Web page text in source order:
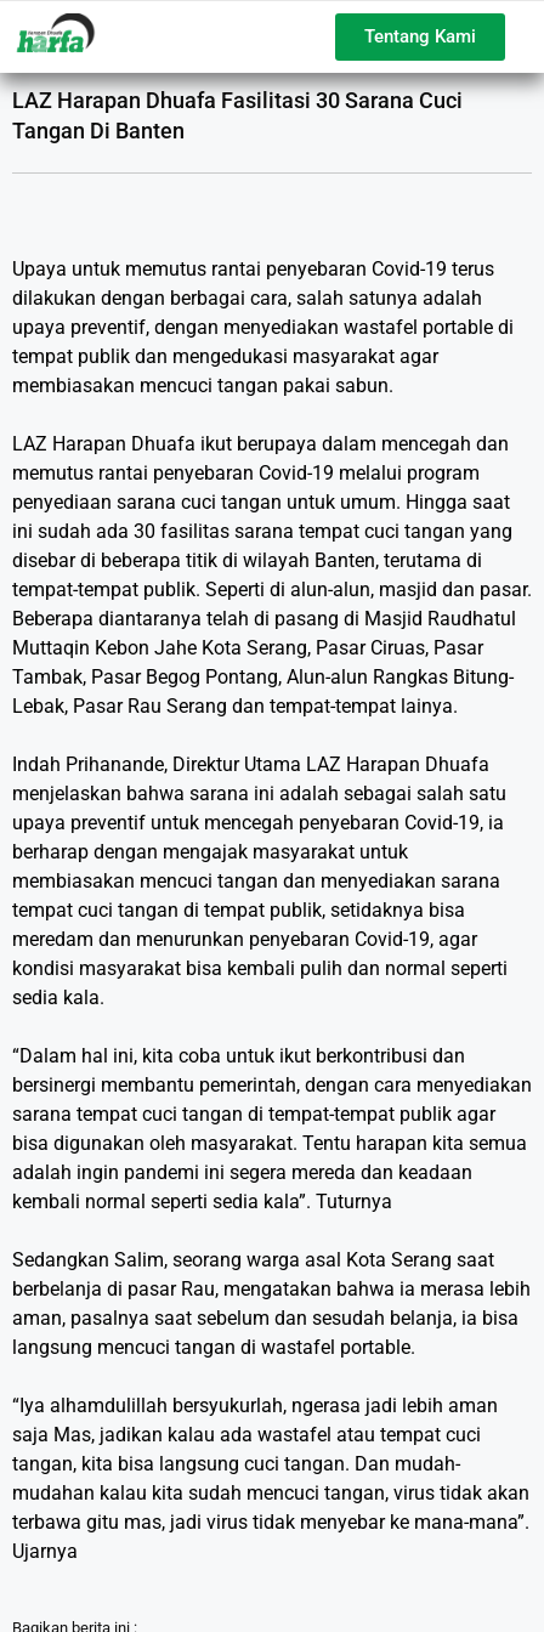
Tentang Kami
LAZ Harapan Dhuafa Fasilitasi 30 Sarana Cuci
Tangan Di Banten
Upaya untuk memutus rantai penyebaran Covid-19 terus
dilakukan dengan berbagai cara, salah satunya adalah
upaya preventif, dengan menyediakan wastafel portable di
tempat publik dan mengedukasi masyarakat agar
membiasakan mencuci tangan pakai sabun.
LAZ Harapan Dhuafa ikut berupaya dalam mencegah dan
memutus rantai penyebaran Covid-19 melalui program
penyediaan sarana cuci tangan untuk umum. Hingga saat
ini sudah ada 30 fasilitas sarana tempat cuci tangan yang
disebar di beberapa titik di wilayah Banten, terutama di
tempat-tempat publik. Seperti di alun-alun, masjid dan pasar.
Beberapa diantaranya telah di pasang di Masjid Raudhatul
Muttaqin Kebon Jahe Kota Serang, Pasar Ciruas, Pasar
Tambak, Pasar Begog Pontang, Alun-alun Rangkas Bitung-
Lebak, Pasar Rau Serang dan tempat-tempat lainya.
Indah Prihanande, Direktur Utama LAZ Harapan Dhuafa
menjelaskan bahwa sarana ini adalah sebagai salah satu
upaya preventif untuk mencegah penyebaran Covid-19, ia
berharap dengan mengajak masyarakat untuk
membiasakan mencuci tangan dan menyediakan sarana
tempat cuci tangan di tempat publik, setidaknya bisa
meredam dan menurunkan penyebaran Covid-19, agar
kondisi masyarakat bisa kembali pulih dan normal seperti
sedia kala.
“Dalam hal ini, kita coba untuk ikut berkontribusi dan
bersinergi membantu pemerintah, dengan cara menyediakan
sarana tempat cuci tangan di tempat-tempat publik agar
bisa digunakan oleh masyarakat. Tentu harapan kita semua
adalah ingin pandemi ini segera mereda dan keadaan
kembali normal seperti sedia kala”. Tuturnya
Sedangkan Salim, seorang warga asal Kota Serang saat
berbelanja di pasar Rau, mengatakan bahwa ia merasa lebih
aman, pasalnya saat sebelum dan sesudah belanja, ia bisa
langsung mencuci tangan di wastafel portable.
“Iya alhamdulillah bersyukurlah, ngerasa jadi lebih aman
saja Mas, jadikan kalau ada wastafel atau tempat cuci
tangan, kita bisa langsung cuci tangan. Dan mudah-
mudahan kalau kita sudah mencuci tangan, virus tidak akan
terbawa gitu mas, jadi virus tidak menyebar ke mana-mana”.
Ujarnya
Bagikan berita ini :